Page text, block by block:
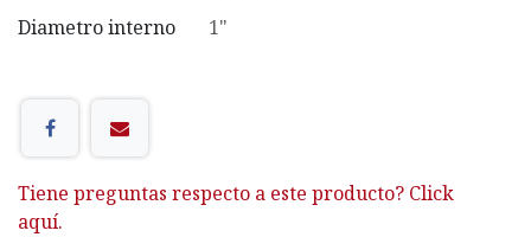
Diametro interno
1"
Tiene preguntas respecto a este producto? Click
aquí.